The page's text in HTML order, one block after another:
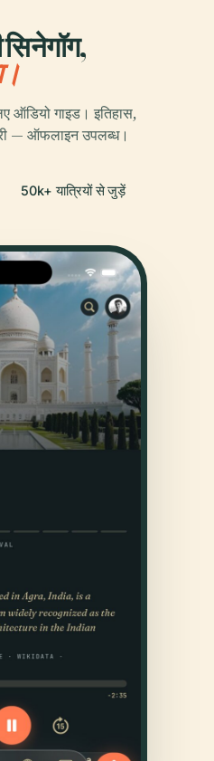
सिनेगॉग,
ऑडियो गाइड। इतिहास,
— ऑफलाइन उपलब्ध।
50k+ यात्रियों से जुड़ें